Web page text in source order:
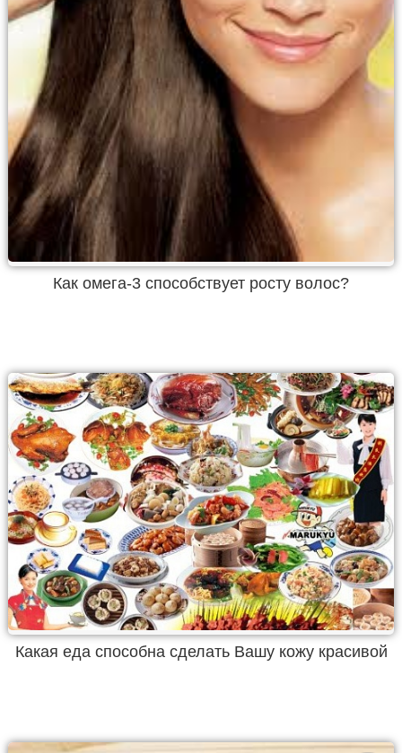
Как омега-3 способствует росту волос?
Какая еда способна сделать Вашу кожу красивой